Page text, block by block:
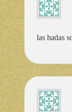
las hadas